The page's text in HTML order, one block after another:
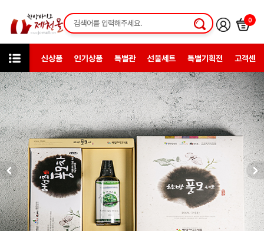
0
신상품 인기상품 특별관 선물세트 특별기획전 고객센터
카테고리 한방건강식품